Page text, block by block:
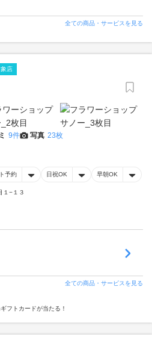
全ての商品・サービスを見る
店
9件 写真 23枚
予約 日祝OK 早朝OK
１−１３
全ての商品・サービスを見る
フトカードが当たる！